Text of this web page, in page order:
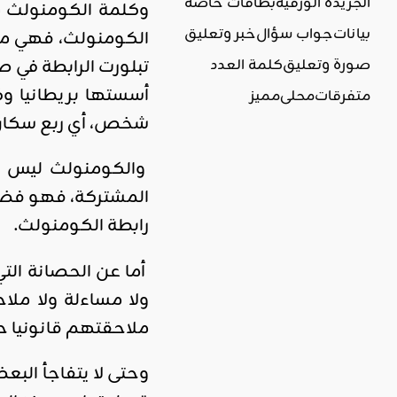
وكلمة
شخص، أي ربع سكان
والكومنولث ليس
المشتركة، فهو
رابطة الكومنولث.
أما عن الحصانة
ولا مساءلة ولا
ملاحقتهم
وحتى لا يتفاجأ
بياناتجواب سؤالخبر وتعليق
صورة وتعليقكلمة العدد
متفرقاتمحليمميز